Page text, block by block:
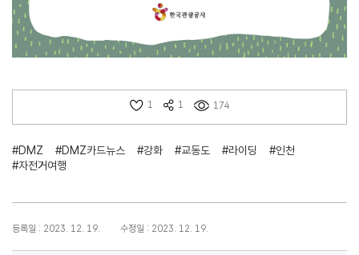
1 1 174
#DMZ #DMZ카드뉴스 #강화 #교동도 #라이딩
#인천
#자전거여행
등록일 : 2023. 12. 19. 수정일 : 2023. 12. 19.